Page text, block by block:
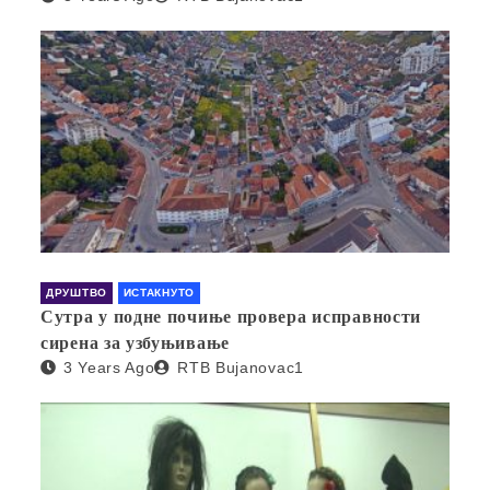
ДРУШТВО ИСТАКНУТО
Сутра у подне почиње провера исправности
сирена за узбуњивање
3 Years Ago RTB Bujanovac1